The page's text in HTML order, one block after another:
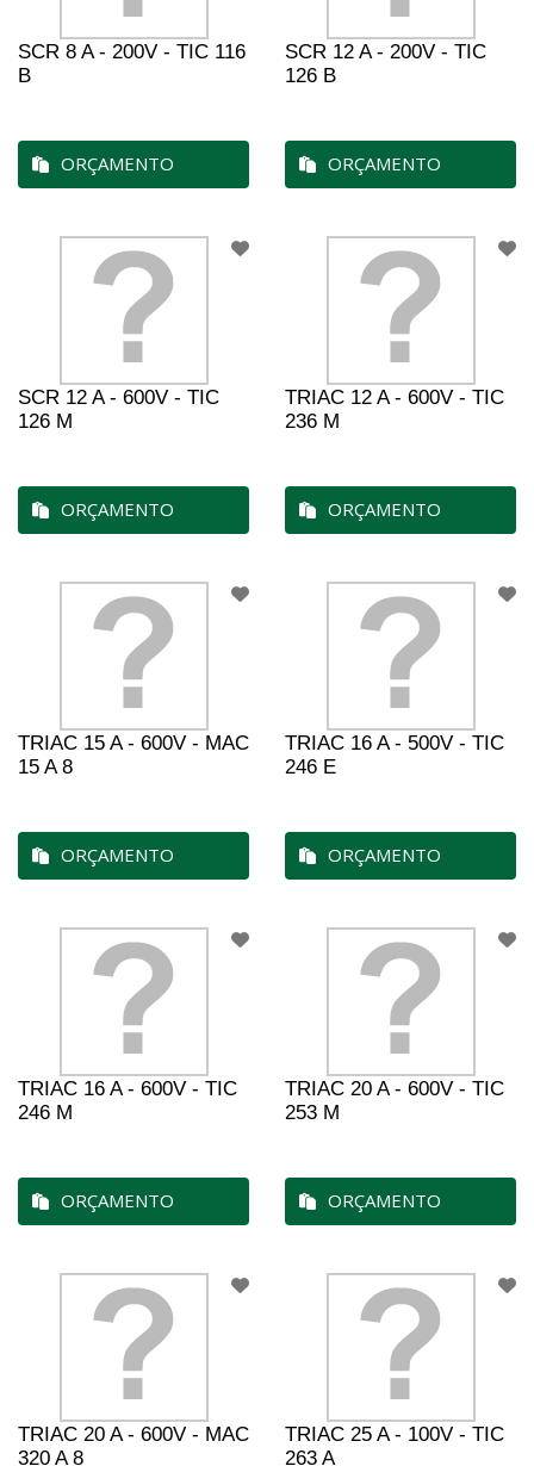
SCR 8 A - 200V - TIC 116
B
ORÇAMENTO
SCR 12 A - 200V - TIC
126 B
ORÇAMENTO
SCR 12 A - 600V - TIC
126 M
ORÇAMENTO
TRIAC 12 A - 600V - TIC
236 M
ORÇAMENTO
TRIAC 15 A - 600V - MAC
15 A 8
ORÇAMENTO
TRIAC 16 A - 500V - TIC
246 E
ORÇAMENTO
TRIAC 16 A - 600V - TIC
246 M
ORÇAMENTO
TRIAC 20 A - 600V - TIC
253 M
ORÇAMENTO
TRIAC 20 A - 600V - MAC
320 A 8
TRIAC 25 A - 100V - TIC
263 A